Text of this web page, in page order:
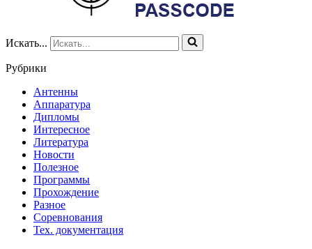
Искать...
Рубрики
Антенны
Аппаратура
Дипломы
Интересное
Литература
Новости
Полезное
Программы
Прохождение
Разное
Соревнования
Тех. документация